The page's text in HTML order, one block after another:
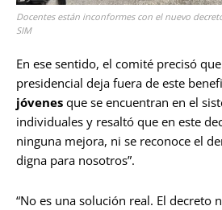
Docentes están inconformes con el nuevo
SIM
En ese sentido, el comité precisó
presidencial deja fuera de este
jóvenes que se encuentran en el
individuales y resaltó que en este
ninguna mejora, ni se reconoce el
digna para nosotros”.
“No es una solución real. El decreto